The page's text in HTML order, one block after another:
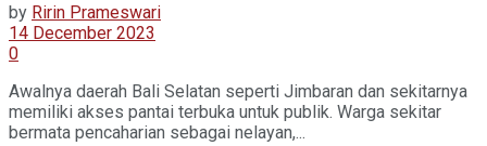
by Ririn Prameswari
14 December 2023
0
Awalnya daerah Bali Selatan seperti Jimbaran dan sekitarnya
memiliki akses pantai terbuka untuk publik. Warga sekitar
bermata pencaharian sebagai nelayan,...